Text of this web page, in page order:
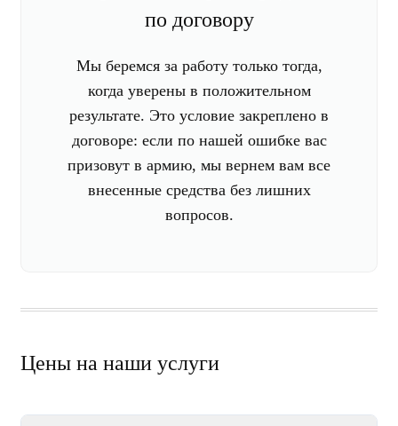
по договору
Мы беремся за работу только тогда,
когда уверены в положительном
результате. Это условие закреплено в
договоре: если по нашей ошибке вас
призовут в армию, мы вернем вам все
внесенные средства без лишних
вопросов.
Цены на наши услуги